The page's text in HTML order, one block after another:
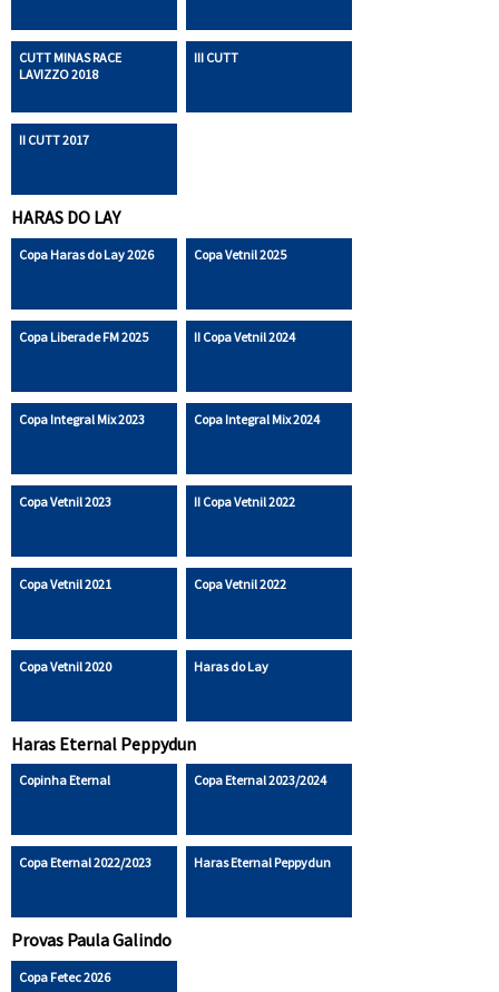
CUTT MINAS RACE
LAVIZZO 2018
III CUTT
II CUTT 2017
HARAS DO LAY
Copa Haras do Lay 2026 Copa Vetnil 2025
Copa Liberade FM 2025 II Copa Vetnil 2024
Copa Integral Mix 2023 Copa Integral Mix 2024
Copa Vetnil 2023 II Copa Vetnil 2022
Copa Vetnil 2021 Copa Vetnil 2022
Copa Vetnil 2020 Haras do Lay
Haras Eternal Peppydun
Copinha Eternal Copa Eternal 2023/2024
Copa Eternal 2022/2023 Haras Eternal Peppydun
Provas Paula Galindo
Copa Fetec 2026